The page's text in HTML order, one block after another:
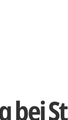
bei